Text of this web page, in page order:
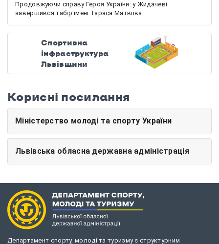
Продовжуючи справу Героя України: у Жидачеві
завершився табір імені Тараса Матвіїва
Спортивна
інфраструктура
Львівщини
Корисні посилання
Міністерство молоді та спорту України
Львівська обласна державна адміністрація
Департамент спорту, молоді та туризму є структурним